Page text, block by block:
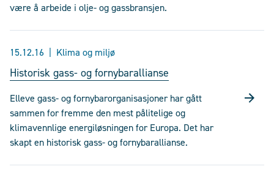
være å arbeide i olje- og gassbransjen.
15.12.16 Klima og miljø
Historisk gass- og fornybarallianse
Elleve gass- og fornybarorganisasjoner har gått
sammen for fremme den mest pålitelige og
klimavennlige energiløsningen for Europa. Det har
skapt en historisk gass- og fornybarallianse.